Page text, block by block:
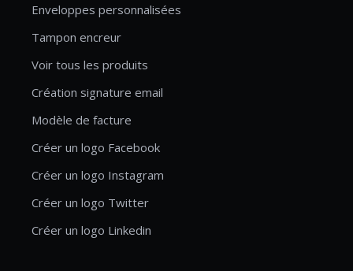
Enveloppes personnalisées
Tampon encreur
Voir tous les produits
Création signature email
Modèle de facture
Créer un logo Facebook
Créer un logo Instagram
Créer un logo Twitter
Créer un logo Linkedin